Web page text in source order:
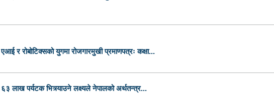
एआई र रोबोटिक्सको युगमा रोजगारमुखी प्रमाणपत्रः कक्षा...
६३ लाख पर्यटक भित्र्याउने लक्ष्यले नेपालको अर्थतन्त्र...